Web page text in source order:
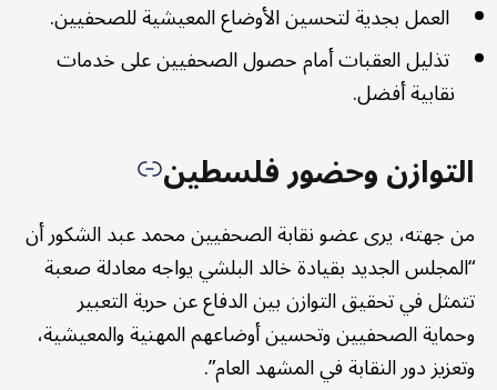
العمل بجدية لتحسين الأوضاع المعيشية للصحفيين.
تذليل العقبات أمام حصول الصحفيين على خدمات
نقابية أفضل.
التوازن وحضور فلسطين
من جهته، يرى عضو نقابة الصحفيين محمد عبد الشكور أن
“المجلس الجديد بقيادة خالد البلشي يواجه معادلة صعبة
تتمثل في تحقيق التوازن بين الدفاع عن حرية التعبير
وحماية الصحفيين وتحسين أوضاعهم المهنية والمعيشية،
وتعزيز دور النقابة في المشهد العام”.